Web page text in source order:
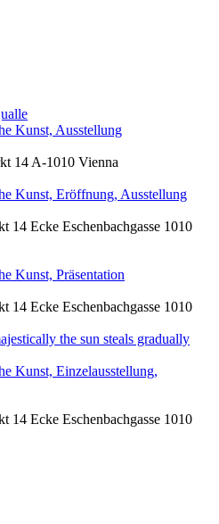
Kunst, Ausstellung
14 A-1010 Vienna
Kunst, Eröffnung, Ausstellung
14 Ecke Eschenbachgasse 1010
Kunst, Präsentation
14 Ecke Eschenbachgasse 1010
the sun steals gradually
Kunst, Einzelausstellung,
14 Ecke Eschenbachgasse 1010